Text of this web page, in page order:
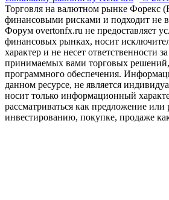
Торговля на валютном рынке Форекс
финансовыми рисками и подходит не
Форум overtonfx.ru не предоставляет
финансовых рынках, носит
характер и не несет ответственности
принимаемых вами торговых
программного обеспечения.
данном ресурсе, не является
носит только информационный
рассматриваться как предложение или
инвестированию, покупке, продаже